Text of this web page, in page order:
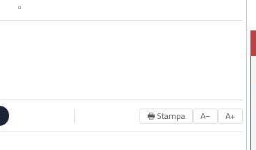
🖶 Stampa A− A+